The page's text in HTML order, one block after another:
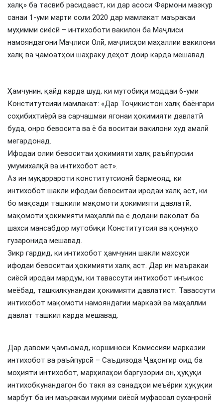
халқ» ба тасвиб расидааст, ки дар асоси Фармони мазкур
санаи 1-уми марти соли 2020 дар мамлакат маъракаи
муҳимми сиёсӣ – интихоботи вакилон ба Маҷлиси
намояндагони Маҷлиси Олӣ, маҷлисҳои маҳаллии вакилони
халқ ва ҷамоатҳои шаҳраку деҳот доир карда мешавад.
Ҳамчунин, қайд карда шуд, ки мутобиқи моддаи 6-уми
Конститутсияи мамлакат: «Дар Тоҷикистон халқ баёнгари
соҳибихтиёрӣ ва сарчашмаи ягонаи ҳокимияти давлатӣ
буда, онро бевосита ва ё ба воситаи вакилони худ амалӣ
мегардонад.
Ифодаи олии бевоситаи ҳокимияти халқ раъйпурсии
умумихалқӣ ва интихобот аст».
Аз ин муқаррароти конститутсионӣ бармеояд, ки
интихобот шакли ифодаи бевоситаи иродаи халқ аст, ки
бо мақсади ташкили мақомоти ҳокимияти давлатӣ,
мақомоти ҳокимияти маҳаллӣ ва ё додани ваколат ба
шахси мансабдор мутобиқи Конститутсия ва қонунҳо
гузаронида мешавад.
Зикр гардид, ки интихобот ҳамчунин шакли махсуси
ифодаи бевоситаи ҳокимияти халқ аст. Дар ин маъракаи
сиёсӣ иродаи мардум, ки тавассути интихобот инъикос
меёбад, ташкилкунандаи ҳокимияти давлатист. Тавассути
интихобот мақомоти намояндагии марказӣ ва маҳаллии
давлат ташкил карда мешавад.
Дар давоми ҷамъомад, коршиноси Комиссияи марказии
интихобот ва раъйпурсӣ – Саъдизода Ҷаҳонгир оид ба
моҳияти интихобот, марҳилаҳои баргузории он, ҳуқуқи
интихобкунандагон бо такя аз санадҳои меъёрии ҳуқуқии
марбут ба ин маъракаи муҳими сиёсӣ муфассал суханронӣ